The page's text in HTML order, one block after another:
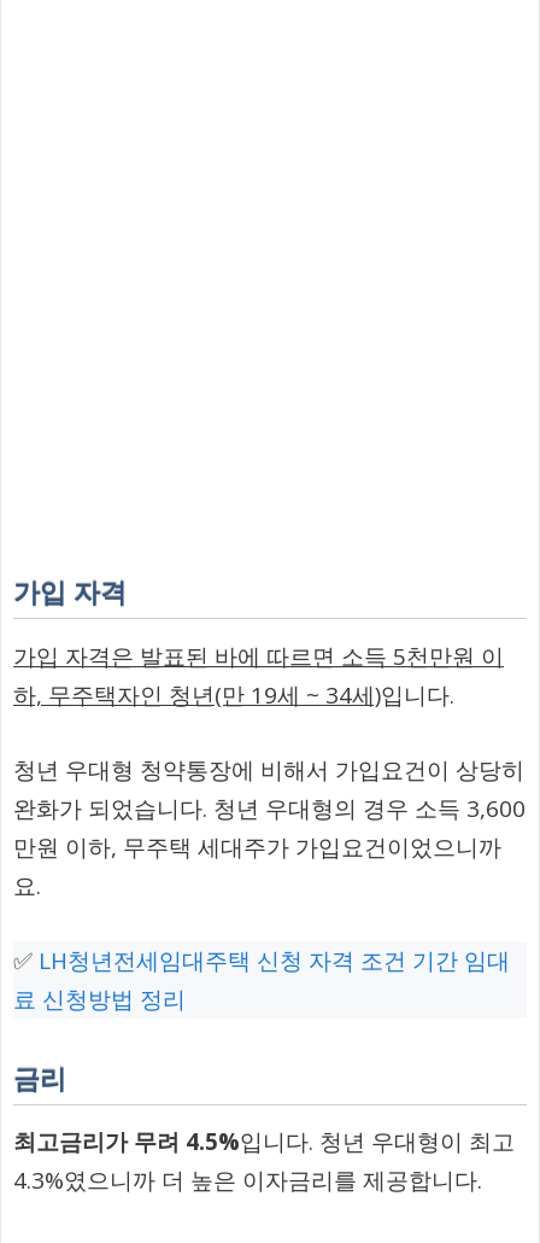
가입 자격
가입 자격은 발표된 바에 따르면 소득 5천만원 이
하, 무주택자인 청년(만 19세 ~ 34세)입니다.
청년 우대형 청약통장에 비해서 가입요건이 상당히
완화가 되었습니다. 청년 우대형의 경우 소득 3,600
만원 이하, 무주택 세대주가 가입요건이었으니까
요.
✅ LH청년전세임대주택 신청 자격 조건 기간 임대
료 신청방법 정리
금리
최고금리가 무려 4.5%입니다. 청년 우대형이 최고
4.3%였으니까 더 높은 이자금리를 제공합니다.